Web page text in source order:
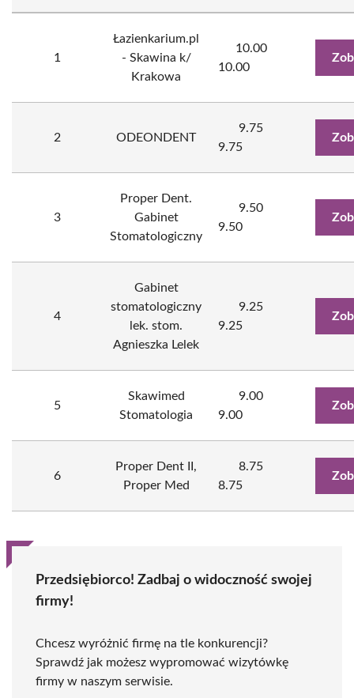
1
Łazienkarium.pl
- Skawina k/
Krakowa
10.00
10.00
2 ODEONDENT
9.75
9.75
3
Proper Dent.
Gabinet
Stomatologiczny
9.50
9.50
4
Gabinet
stomatologiczny
lek. stom.
Agnieszka Lelek
9.25
9.25
5
Skawimed
Stomatologia
9.00
9.00
6
Proper Dent II,
Proper Med
8.75
8.75
Przedsiębiorco! Zadbaj o widoczność swojej
firmy!
Chcesz wyróżnić firmę na tle konkurencji?
Sprawdź jak możesz wypromować wizytówkę
firmy w naszym serwisie.